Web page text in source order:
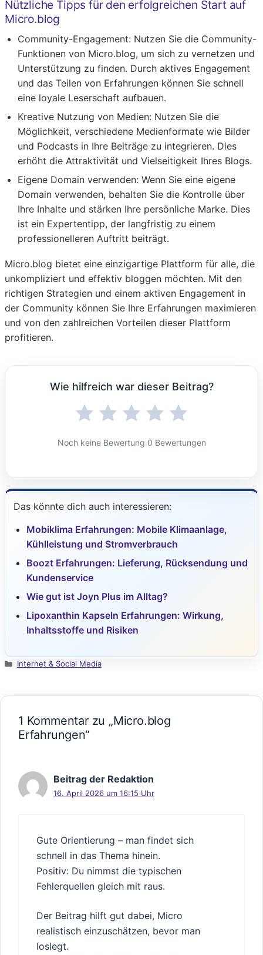
Nützliche Tipps für den erfolgreichen Start auf
Micro.blog
Community-Engagement: Nutzen Sie die Community-
Funktionen von Micro.blog, um sich zu vernetzen und
Unterstützung zu finden. Durch aktives Engagement
und das Teilen von Erfahrungen können Sie schnell
eine loyale Leserschaft aufbauen.
Kreative Nutzung von Medien: Nutzen Sie die
Möglichkeit, verschiedene Medienformate wie Bilder
und Podcasts in Ihre Beiträge zu integrieren. Dies
erhöht die Attraktivität und Vielseitigkeit Ihres Blogs.
Eigene Domain verwenden: Wenn Sie eine eigene
Domain verwenden, behalten Sie die Kontrolle über
Ihre Inhalte und stärken Ihre persönliche Marke. Dies
ist ein Expertentipp, der langfristig zu einem
professionelleren Auftritt beiträgt.
Micro.blog bietet eine einzigartige Plattform für alle, die
unkompliziert und effektiv bloggen möchten. Mit den
richtigen Strategien und einem aktiven Engagement in
der Community können Sie Ihre Erfahrungen maximieren
und von den zahlreichen Vorteilen dieser Plattform
profitieren.
Wie hilfreich war dieser Beitrag?
Noch keine Bewertung·0 Bewertungen
Das könnte dich auch interessieren:
Mobiklima Erfahrungen: Mobile Klimaanlage,
Kühlleistung und Stromverbrauch
Boozt Erfahrungen: Lieferung, Rücksendung und
Kundenservice
Wie gut ist Joyn Plus im Alltag?
Lipoxanthin Kapseln Erfahrungen: Wirkung,
Inhaltsstoffe und Risiken
Kategorien
Internet & Social Media
1 Kommentar zu „Micro.blog
Erfahrungen“
Beitrag der Redaktion
16. April 2026 um 16:15 Uhr
Gute Orientierung – man findet sich
schnell in das Thema hinein.
Positiv: Du nimmst die typischen
Fehlerquellen gleich mit raus.
Der Beitrag hilft gut dabei, Micro
realistisch einzuschätzen, bevor man
loslegt.